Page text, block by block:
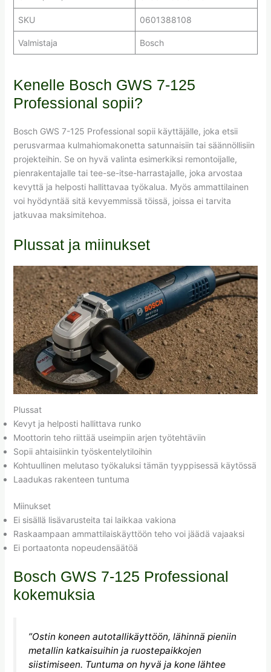
SKU 0601388108
Valmistaja Bosch
Kenelle Bosch GWS 7-125
Professional sopii?
Bosch GWS 7-125 Professional sopii käyttäjälle, joka etsii
perusvarmaa kulmahiomakonetta satunnaisiin tai säännöllisiin
projekteihin. Se on hyvä valinta esimerkiksi remontoijalle,
pienrakentajalle tai tee-se-itse-harrastajalle, joka arvostaa
kevyttä ja helposti hallittavaa työkalua. Myös ammattilainen
voi hyödyntää sitä kevyemmissä töissä, joissa ei tarvita
jatkuvaa maksimitehoa.
Plussat ja miinukset
Plussat
Kevyt ja helposti hallittava runko
Moottorin teho riittää useimpiin arjen työtehtäviin
Sopii ahtaisiinkin työskentelytiloihin
Kohtuullinen melutaso työkaluksi tämän tyyppisessä käytössä
Laadukas rakenteen tuntuma
Miinukset
Ei sisällä lisävarusteita tai laikkaa vakiona
Raskaampaan ammattilaiskäyttöön teho voi jäädä vajaaksi
Ei portaatonta nopeudensäätöä
Bosch GWS 7-125 Professional
kokemuksia
”Ostin koneen autotallikäyttöön, lähinnä pieniin
metallin katkaisuihin ja ruostepaikkojen
siistimiseen. Tuntuma on hyvä ja kone lähtee